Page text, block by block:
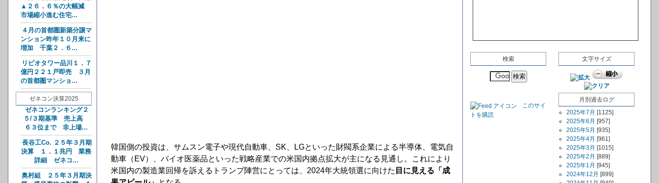
▲２６．６％の大幅減
市場縮小進む住宅...
４月の首都圏新築分譲マ
ンション昨年１０月来に
増加 千葉２．６...
リビオタワー品川１．７
億円２２１戸即売 ３月
の首都圏マンショ...
ゼネコン決算2025
ゼネコンランキング２
５/３期基準 売上高
６３位まで 非上場...
長谷工Co. ２５年３月期
決算 １．１兆円 業務
詳細 ゼネコ...
奥村組 ２５年３月期決
韓国側の投資は、サムスン電子や現代自動車、SK、LGといった財閥系企業による半導体、電気自
動車（EV）、バイオ医薬品といった戦略産業での米国内拠点拡大が主になる見通し。これにより
米国内の製造業回帰を訴えるトランプ陣営にとっては、2024年大統領選に向けた 目に見える「成
検索
このサイ
トを購読
文字サイズ
月別過去ログ
2025年7月 [1125]
2025年6月 [957]
2025年5月 [935]
2025年4月 [961]
2025年3月 [1015]
2025年2月 [889]
2025年1月 [945]
2024年12月 [899]